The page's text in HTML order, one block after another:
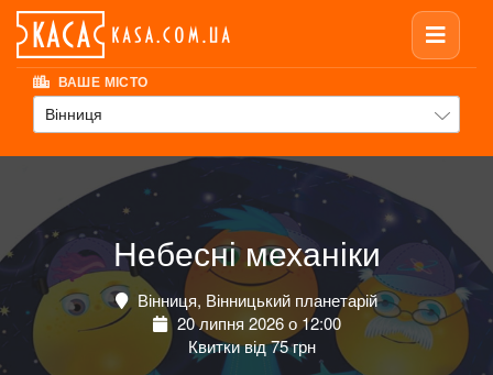
ВАШЕ МІСТО
Вінниця
Небесні механіки
Вінниця, Вінницький планетарій
20 липня 2026 о 12:00
Квитки від 75 грн